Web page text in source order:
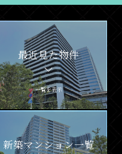
最近見た物件
一覧を表示
新築マンション一覧